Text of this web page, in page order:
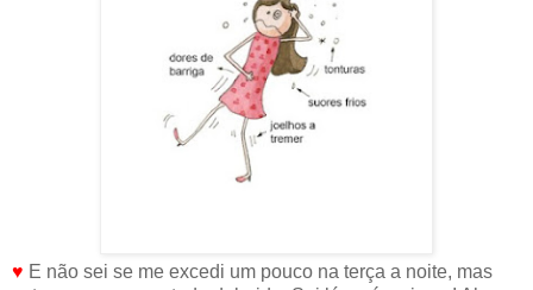
♥ E não sei se me excedi um pouco na terça a noite, mas